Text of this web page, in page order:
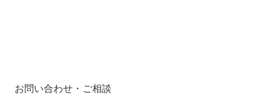
お問い合わせ・ご相談